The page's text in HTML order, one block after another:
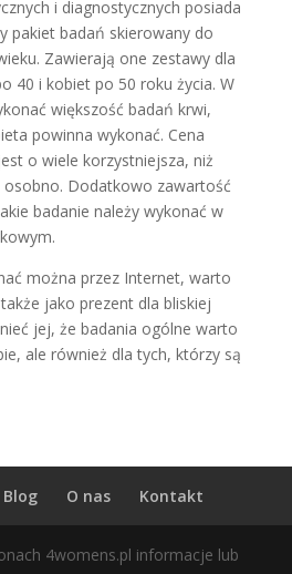
i diagnostycznych posiada
pakiet badań skierowany do
Zawierają one zestawy dla
40 i kobiet po 50 roku życia. W
większość badań krwi,
powinna wykonać. Cena
o wiele korzystniejsza, niż
osobno. Dodatkowo zawartość
badanie należy wykonać w
można przez Internet, warto
jako prezent dla bliskiej
jej, że badania ogólne warto
ale również dla tych, którzy są
Blog O nas Kontakt
4womens.pl informacje lub